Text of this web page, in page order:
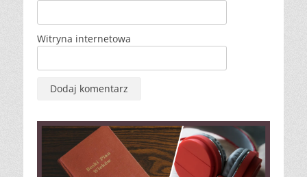
Witryna internetowa